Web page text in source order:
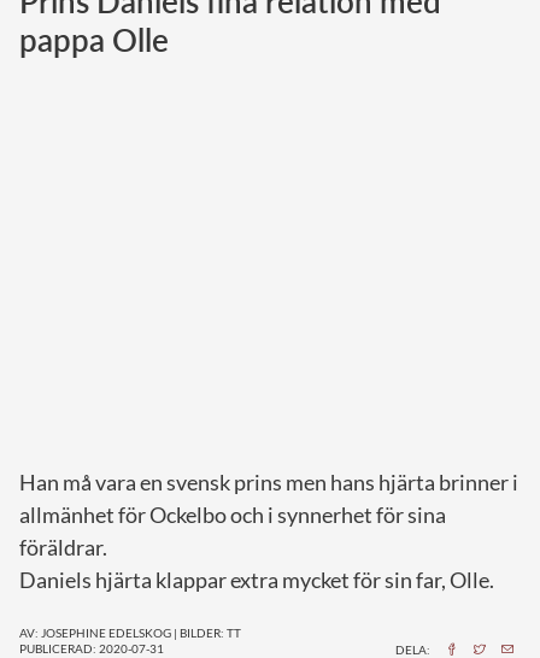
pappa Olle
Han må vara en svensk prins men hans hjärta brinner i
allmänhet för Ockelbo och i synnerhet för sina
föräldrar.
Daniels hjärta klappar extra mycket för sin far, Olle.
AV: JOSEPHINE EDELSKOG | BILDER: TT
PUBLICERAD: 2020-07-31
DELA: